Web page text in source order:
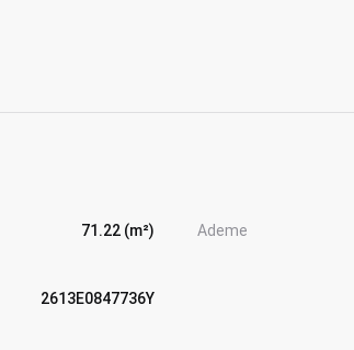
71.22 (m²) Ademe
2613E0847736Y